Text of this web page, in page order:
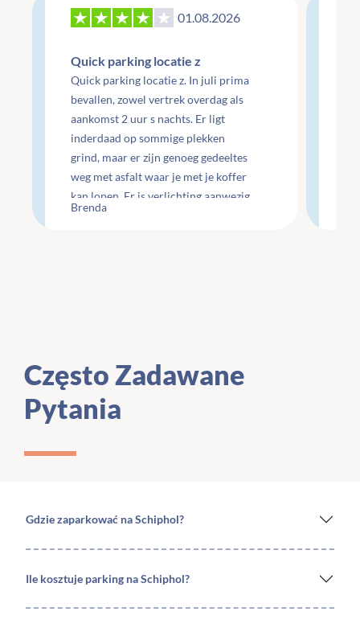
01.08.2026
Quick parking locatie z
Quick parking locatie z. In juli prima
bevallen, zowel vertrek overdag als
aankomst 2 uur s nachts. Er ligt
inderdaad op sommige plekken
grind, maar er zijn genoeg gedeeltes
weg met asfalt waar je met je koffer
kan lopen. Er is verlichting aanwezig
maar wel minimaal.
Brenda
Często Zadawane
Pytania
Gdzie zaparkować na Schiphol?
Ile kosztuje parking na Schiphol?